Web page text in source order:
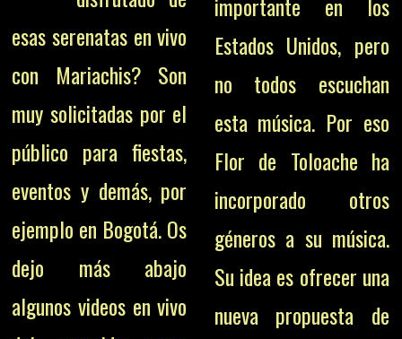
esas serenatas en vivo
con Mariachis? Son
muy solicitadas por el
público para fiestas,
eventos y demás, por
ejemplo en Bogotá. Os
dejo más abajo
algunos videos en vivo
Estados Unidos, pero
no todos escuchan
esta música. Por eso
Flor de Toloache ha
incorporado otros
géneros a su música.
Su idea es ofrecer una
nueva propuesta de